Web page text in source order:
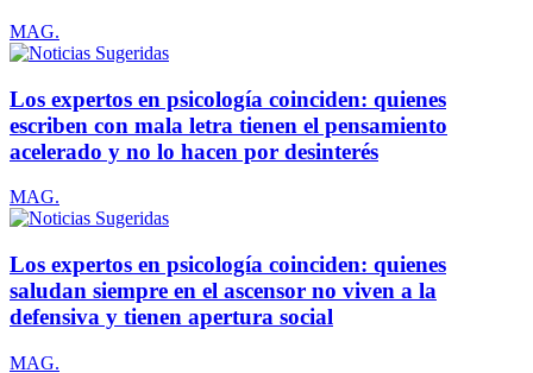
MAG.
Los expertos en psicología coinciden: quienes
escriben con mala letra tienen el pensamiento
acelerado y no lo hacen por desinterés
MAG.
Los expertos en psicología coinciden: quienes
saludan siempre en el ascensor no viven a la
defensiva y tienen apertura social
MAG.